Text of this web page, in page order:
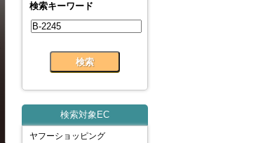
検索キーワード
検索対象EC
ヤフーショッピング